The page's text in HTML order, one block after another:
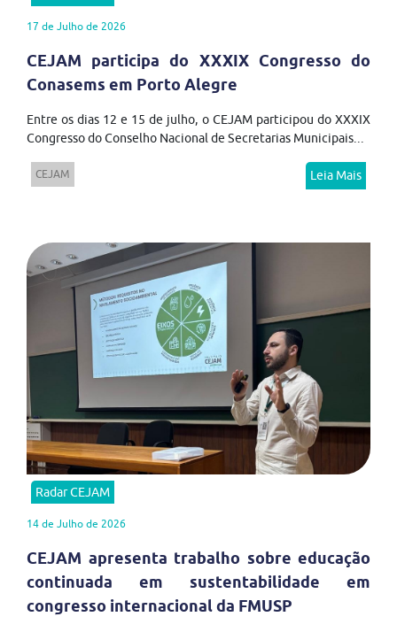
17 de Julho de 2026
CEJAM participa do XXXIX Congresso do
Conasems em Porto Alegre
Entre os dias 12 e 15 de julho, o CEJAM participou do XXXIX
Congresso do Conselho Nacional de Secretarias Municipais...
CEJAM Leia Mais
Radar CEJAM
14 de Julho de 2026
CEJAM apresenta trabalho sobre educação
continuada em sustentabilidade em
congresso internacional da FMUSP